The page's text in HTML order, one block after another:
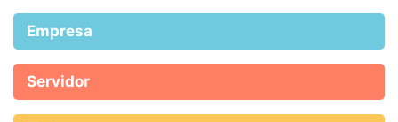
Empresa
Servidor